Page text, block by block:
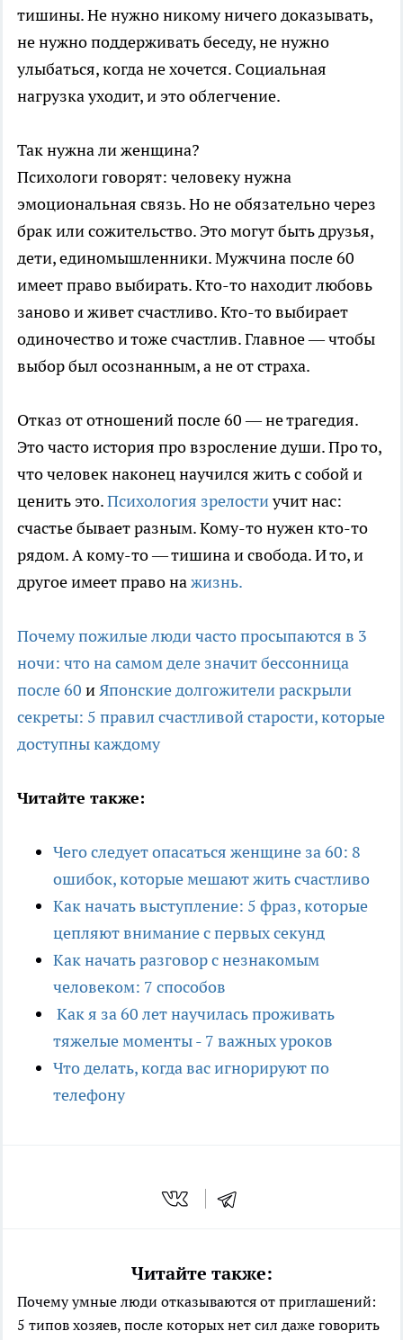
тишины. Не нужно никому ничего доказывать,
не нужно поддерживать беседу, не нужно
улыбаться, когда не хочется. Социальная
нагрузка уходит, и это облегчение.
Так нужна ли женщина?
Психологи говорят: человеку нужна
эмоциональная связь. Но не обязательно через
брак или сожительство. Это могут быть друзья,
дети, единомышленники. Мужчина после 60
имеет право выбирать. Кто-то находит любовь
заново и живет счастливо. Кто-то выбирает
одиночество и тоже счастлив. Главное — чтобы
выбор был осознанным, а не от страха.
Отказ от отношений после 60 — не трагедия.
Это часто история про взросление души. Про то,
что человек наконец научился жить с собой и
ценить это.Психология зрелостиучит нас:
счастье бывает разным. Кому-то нужен кто-то
рядом. А кому-то — тишина и свобода. И то, и
другое имеет право нажизнь.
Почему пожилые люди часто просыпаются в 3
ночи: что на самом деле значит бессонница
после 60 иЯпонские долгожители раскрыли
секреты: 5 правил счастливой старости, которые
доступны каждому
Читайте также:
Чего следует опасаться женщине за 60: 8
ошибок, которые мешают жить счастливо
Как начать выступление: 5 фраз, которые
цепляют внимание с первых секунд
Как начать разговор с незнакомым
человеком: 7 способов
Как я за 60 лет научилась проживать
тяжелые моменты - 7 важных уроков
Что делать, когда вас игнорируют по
телефону
Читайте также:
Почему умные люди отказываются от приглашений:
5 типов хозяев, после которых нет сил даже говорить